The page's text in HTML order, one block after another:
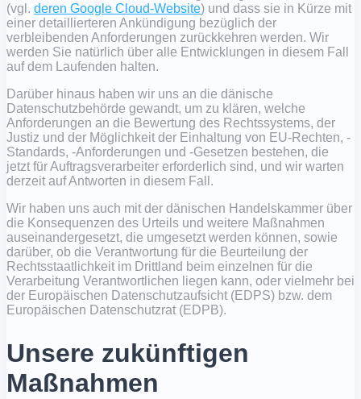
(vgl. deren Google Cloud-Website) und dass sie in Kürze mit
einer detaillierteren Ankündigung bezüglich der
verbleibenden Anforderungen zurückkehren werden. Wir
werden Sie natürlich über alle Entwicklungen in diesem Fall
auf dem Laufenden halten.
Darüber hinaus haben wir uns an die dänische
Datenschutzbehörde gewandt, um zu klären, welche
Anforderungen an die Bewertung des Rechtssystems, der
Justiz und der Möglichkeit der Einhaltung von EU-Rechten, -
Standards, -Anforderungen und -Gesetzen bestehen, die
jetzt für Auftragsverarbeiter erforderlich sind, und wir warten
derzeit auf Antworten in diesem Fall.
Wir haben uns auch mit der dänischen Handelskammer über
die Konsequenzen des Urteils und weitere Maßnahmen
auseinandergesetzt, die umgesetzt werden können, sowie
darüber, ob die Verantwortung für die Beurteilung der
Rechtsstaatlichkeit im Drittland beim einzelnen für die
Verarbeitung Verantwortlichen liegen kann, oder vielmehr bei
der Europäischen Datenschutzaufsicht (EDPS) bzw. dem
Europäischen Datenschutzrat (EDPB).
Unsere zukünftigen
Maßnahmen